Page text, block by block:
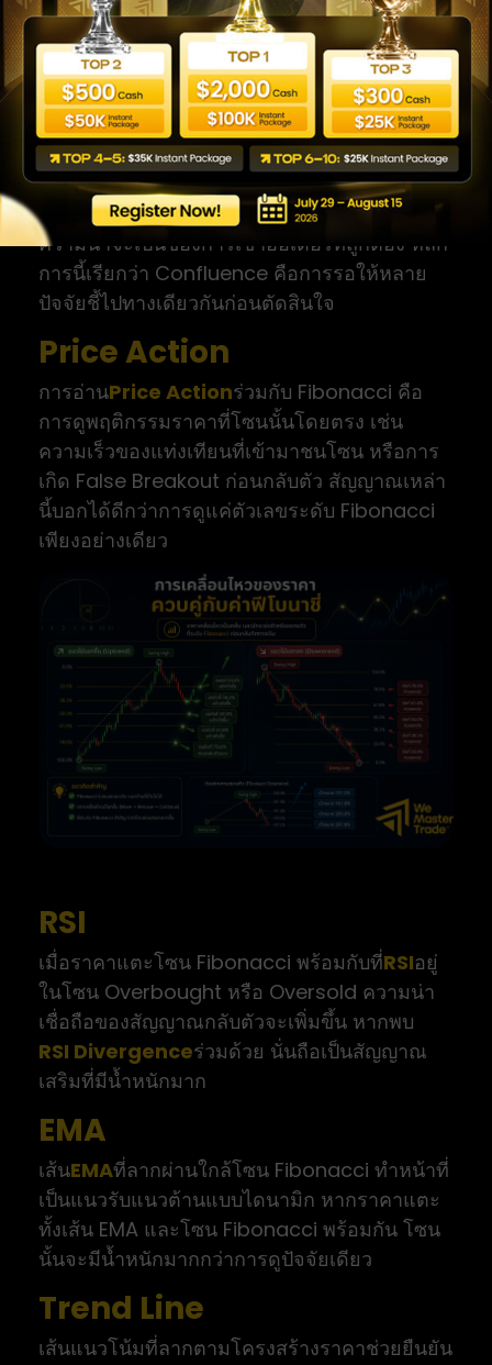
จะใช้ Fibonacci ร่วมกับ
Price Action และ RSI
อย่างไร
Fibonacci เดี่ยวๆ ให้ข้อมูลเพียงด้านเดียวคือ
โซนราคา การนำไปรวมกับเครื่องมืออื่นช่วยเพิ่ม
ความน่าจะเป็นของการเข้าออเดอร์ที่ถูกต้อง หลัก
การนี้เรียกว่า Confluence คือการรอให้หลาย
ปัจจัยชี้ไปทางเดียวกันก่อนตัดสินใจ
Price Action
การอ่านPrice Actionร่วมกับ Fibonacci คือ
การดูพฤติกรรมราคาที่โซนนั้นโดยตรง เช่น
ความเร็วของแท่งเทียนที่เข้ามาชนโซน หรือการ
เกิด False Breakout ก่อนกลับตัว สัญญาณเหล่า
นี้บอกได้ดีกว่าการดูแค่ตัวเลขระดับ Fibonacci
เพียงอย่างเดียว
RSI
เมื่อราคาแตะโซน Fibonacci พร้อมกับที่RSIอยู่
ในโซน Overbought หรือ Oversold ความน่า
เชื่อถือของสัญญาณกลับตัวจะเพิ่มขึ้น หากพบ
RSI Divergenceร่วมด้วย นั่นถือเป็นสัญญาณ
เสริมที่มีน้ำหนักมาก
EMA
เส้นEMAที่ลากผ่านใกล้โซน Fibonacci ทำหน้าที่
เป็นแนวรับแนวต้านแบบไดนามิก หากราคาแตะ
ทั้งเส้น EMA และโซน Fibonacci พร้อมกัน โซน
นั้นจะมีน้ำหนักมากกว่าการดูปัจจัยเดียว
Trend Line
เส้นแนวโน้มที่ลากตามโครงสร้างราคาช่วยยืนยัน